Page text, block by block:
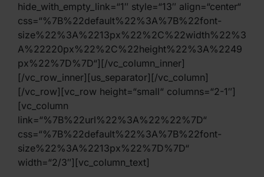
hide_with_empty_link=“1″ style=“13″ align=“center“
css=“%7B%22default%22%3A%7B%22font-
size%22%3A%2213px%22%2C%22width%22%3
A%22220px%22%2C%22height%22%3A%2249
px%22%7D%7D“][/vc_column_inner]
[/vc_row_inner][us_separator][/vc_column]
[/vc_row][vc_row height=“small“ columns=“2-1″]
[vc_column
link=“%7B%22url%22%3A%22%22%7D“
css=“%7B%22default%22%3A%7B%22font-
size%22%3A%2213px%22%7D%7D“
width=“2/3″][vc_column_text]